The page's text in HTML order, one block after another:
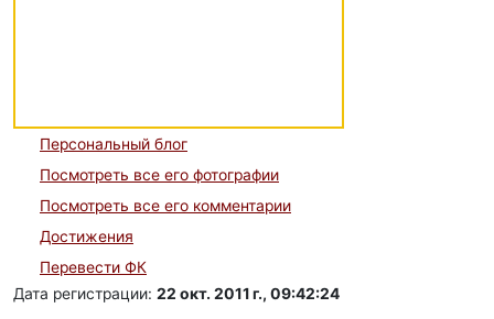
Персональный блог
Посмотреть все его фотографии
Посмотреть все его комментарии
Достижения
Перевести ФК
Дата регистрации: 22 окт. 2011 г., 09:42:24